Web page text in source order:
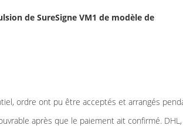
de SureSigne VM1 de modèle de
ordre ont pu être acceptés et arrangés
après que le paiement ait confirmé.